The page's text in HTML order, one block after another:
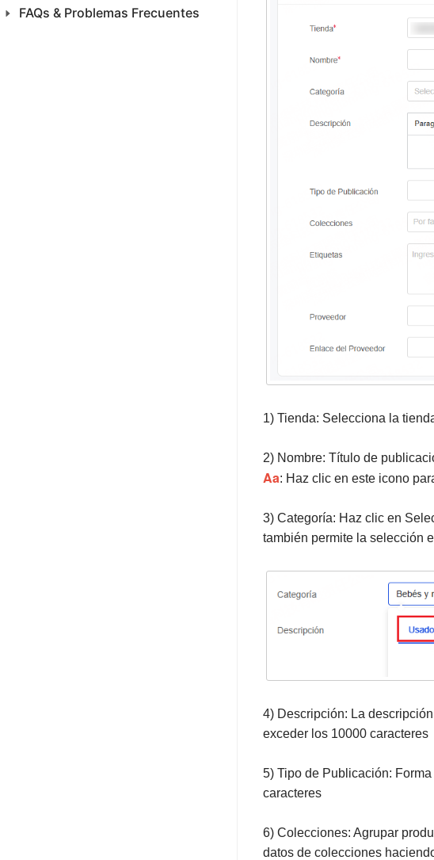
FAQs & Problemas Frecuentes
1) Tienda: Selecciona la
2) Nombre: Título de
Aa: Haz clic en este icono
3) Categoría: Haz clic en
también permite la selección
4) Descripción: La
exceder los 10000 caracteres
5) Tipo de Publicación:
caracteres
6) Colecciones: Agrupar
datos de colecciones